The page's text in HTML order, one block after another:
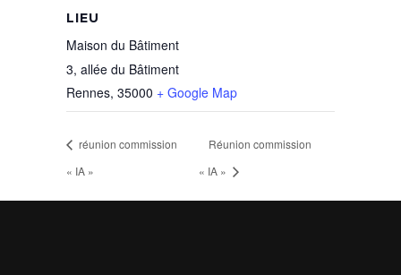
LIEU
Maison du Bâtiment
3, allée du Bâtiment
Rennes, 35000 + Google Map
réunion commission
« IA »
Réunion commission
« IA »